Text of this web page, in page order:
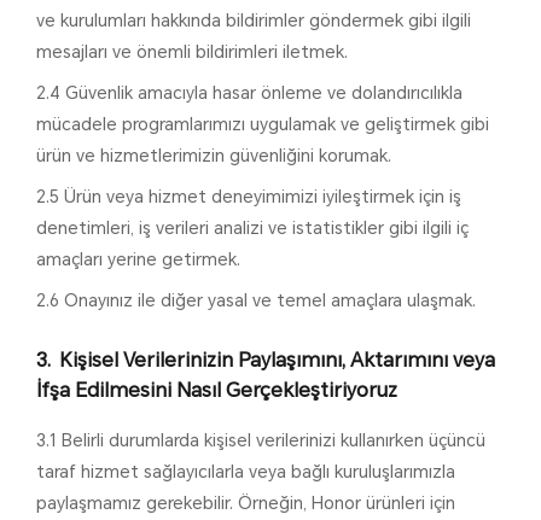
ve kurulumları hakkında bildirimler göndermek gibi ilgili
mesajları ve önemli bildirimleri iletmek.
2.4 Güvenlik amacıyla hasar önleme ve dolandırıcılıkla
mücadele programlarımızı uygulamak ve geliştirmek gibi
ürün ve hizmetlerimizin güvenliğini korumak.
2.5 Ürün veya hizmet deneyimimizi iyileştirmek için iş
denetimleri, iş verileri analizi ve istatistikler gibi ilgili iç
amaçları yerine getirmek.
2.6 Onayınız ile diğer yasal ve temel amaçlara ulaşmak.
Kişisel Verilerinizin Paylaşımını, Aktarımını veya
İfşa Edilmesini Nasıl Gerçekleştiriyoruz
3.1 Belirli durumlarda kişisel verilerinizi kullanırken üçüncü
taraf hizmet sağlayıcılarla veya bağlı kuruluşlarımızla
paylaşmamız gerekebilir. Örneğin, Honor ürünleri için